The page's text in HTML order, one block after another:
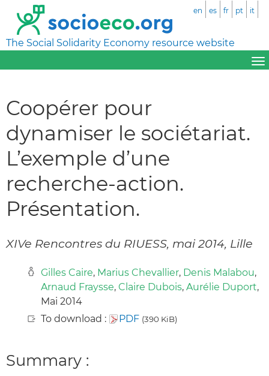
The Social Solidarity Economy resource website
en es fr pt it
Coopérer pour
dynamiser le sociétariat.
L’exemple d’une
recherche-action.
Présentation.
XIVe Rencontres du RIUESS, mai 2014, Lille
Gilles Caire, Marius Chevallier, Denis Malabou,
Arnaud Fraysse, Claire Dubois, Aurélie Duport,
Mai 2014
To download :
PDF (390 KiB)
Summary :